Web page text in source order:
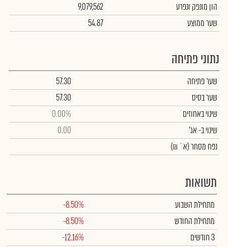
הון מונפק ונפרע
9,079,562
שער ממוצע
54.87
נתוני פתיחה
שער פתיחה
57.30
שער בסיס
57.30
שינוי באחוזים
0.00%
שינויב- אג'
0.00
נפח מסחר(א` ₪)
תשואות
מתחילת השבוע
-8.50%
מתחילת החודש
-8.50%
3 חודשים
-12.16%